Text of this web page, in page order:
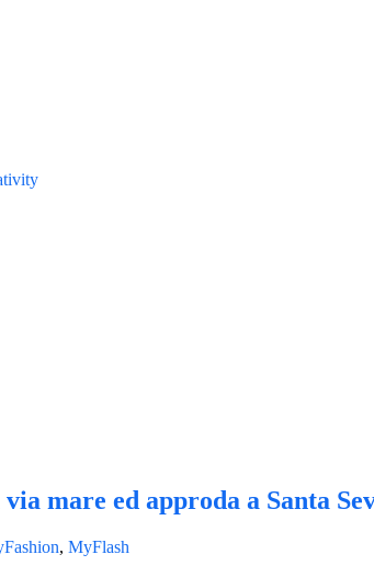
mare ed approda a Santa
, MyFlash